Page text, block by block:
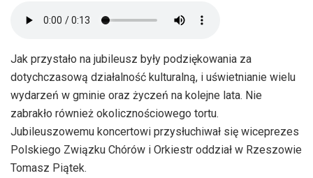
Jak przystało na jubileusz były podziękowania za
dotychczasową działalność kulturalną, i uświetnianie wielu
wydarzeń w gminie oraz życzeń na kolejne lata. Nie
zabrakło również okolicznościowego tortu.
Jubileuszowemu koncertowi przysłuchiwał się wiceprezes
Polskiego Związku Chórów i Orkiestr oddział w Rzeszowie
Tomasz Piątek.